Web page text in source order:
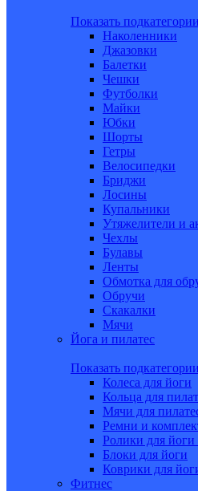
Показать подкатегории
Наколенники
Джазовки
Балетки
Чешки
Футболки
Майки
Юбки
Шорты
Гетры
Велосипедки
Бриджи
Лосины
Купальники
Утяжелители и
Чехлы
Булавы
Ленты
Обмотка для
Обручи
Скакалки
Мячи
Йога и пилатес
Показать подкатегории
Колеса для йоги
Кольца для
Мячи для
Ремни и
Ролики для йоги
Блоки для йоги
Коврики для
Фитнес